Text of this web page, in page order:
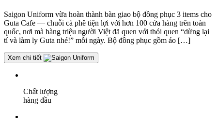
Saigon Uniform vừa hoàn thành bàn giao bộ đồng phục 3 items cho
Guta Cafe — chuỗi cà phê tiện lợi với hơn 100 cửa hàng trên toàn
quốc, nơi mà hàng triệu người Việt đã quen với thói quen “dừng lại
tí và làm ly Guta nhé!” mỗi ngày. Bộ đồng phục gồm áo […]
Xem chi tiết
Chất lượng
hàng đầu